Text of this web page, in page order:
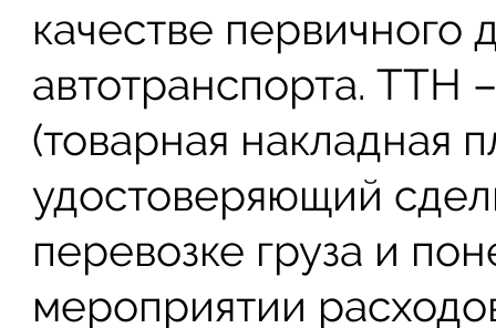
качестве первичного
автотранспорта. ТТН
(товарная накладная
удостоверяющий
перевозке груза и
мероприятии